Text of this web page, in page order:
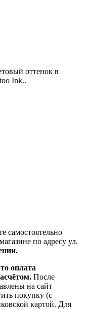
оттенок в
Ink..
самостоятельно
по адресу ул.
оплата
После
на сайт
покупку (с
картой. Для